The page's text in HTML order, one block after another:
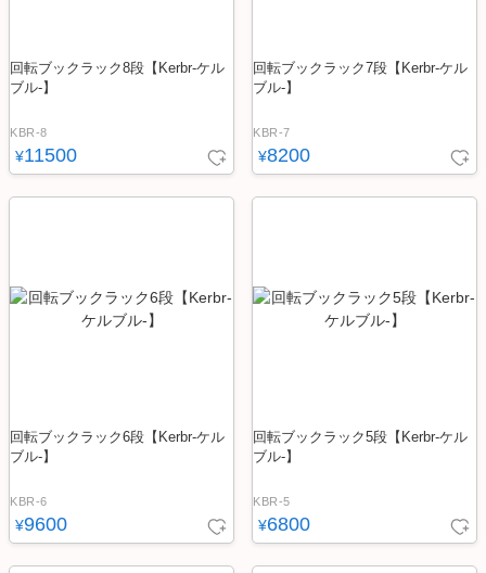
回転ブックラック8段【Kerbr-ケル
ブル-】
KBR-8
¥11500
回転ブックラック7段【Kerbr-ケル
ブル-】
KBR-7
¥8200
回転ブックラック6段【Kerbr-ケル
ブル-】
KBR-6
¥9600
回転ブックラック5段【Kerbr-ケル
ブル-】
KBR-5
¥6800